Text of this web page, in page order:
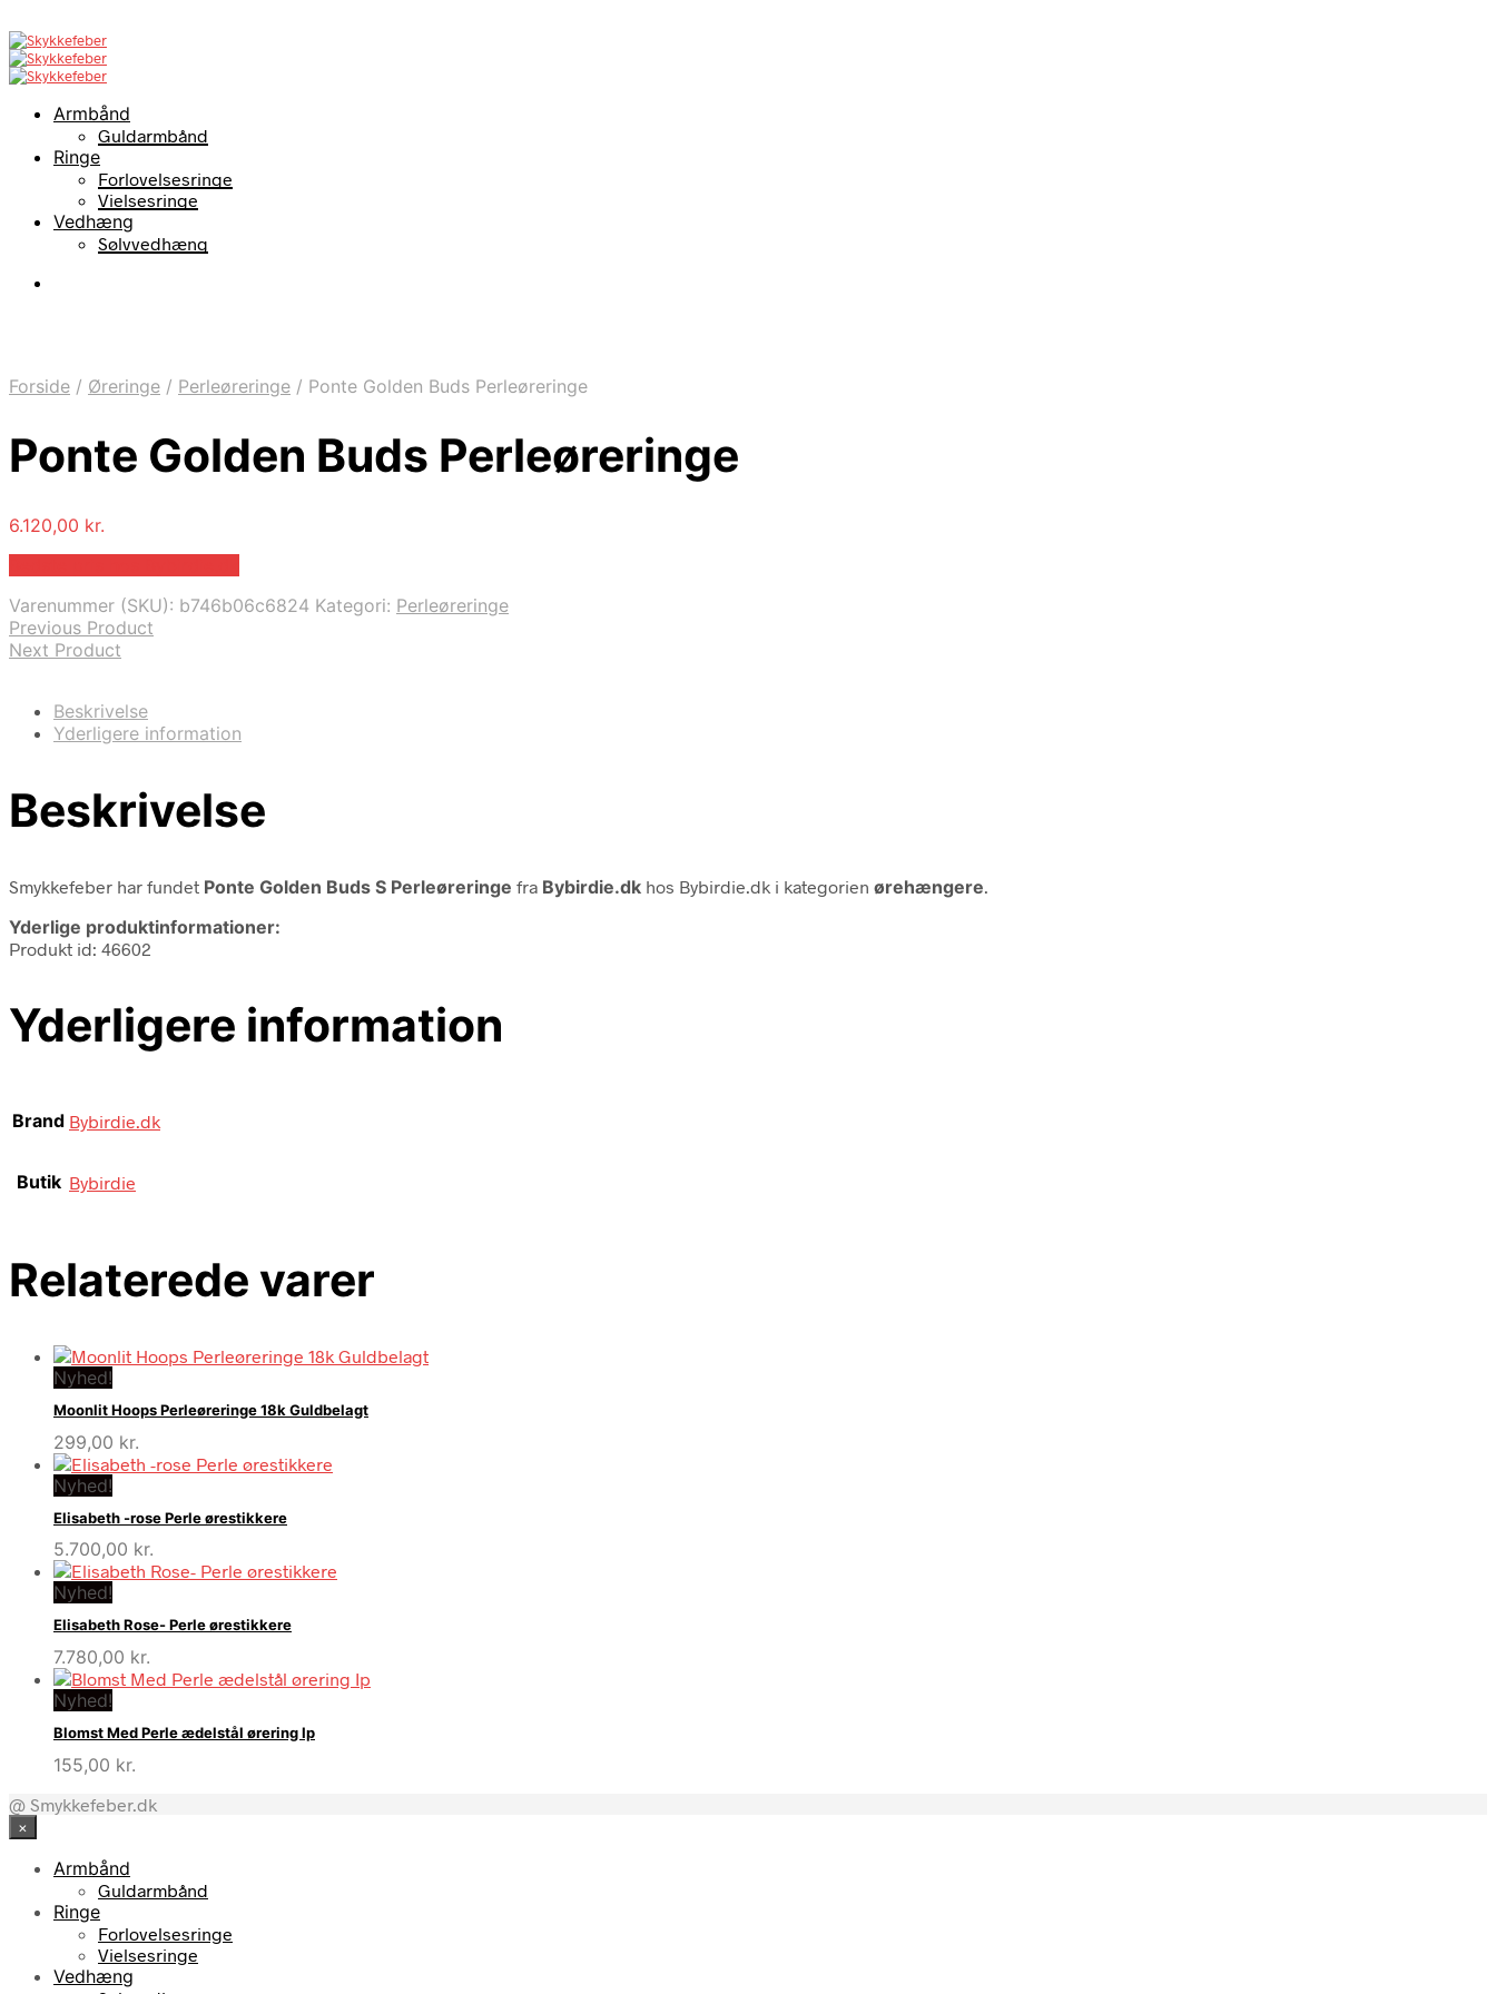
Armbånd
Guldarmbånd
Ringe
Forlovelsesringe
Vielsesringe
Vedhæng
Sølvvedhæng
Forside / Øreringe / Perleøreringe / Ponte Golden Buds Perleøreringe
Ponte Golden Buds Perleøreringe
6.120,00 kr.
Varenummer (SKU): b746b06c6824 Kategori: Perleøreringe
Previous Product
Next Product
Beskrivelse
Yderligere information
Beskrivelse
Smykkefeber har fundet Ponte Golden Buds S Perleøreringe fra Bybirdie.dk hos Bybirdie.dk i kategorien ørehængere
Yderlige produktinformationer:
Produkt id: 46602
Yderligere information
Brand Bybirdie.dk
Butik Bybirdie
Relaterede varer
Nyhed!
Moonlit Hoops Perleøreringe 18k Guldbelagt
299,00 kr.
Nyhed!
Elisabeth -rose Perle ørestikkere
5.700,00 kr.
Nyhed!
Elisabeth Rose- Perle ørestikkere
7.780,00 kr.
Nyhed!
Blomst Med Perle ædelstål ørering Ip
155,00 kr.
@ Smykkefeber.dk
×
Armbånd
Guldarmbånd
Ringe
Forlovelsesringe
Vielsesringe
Vedhæng